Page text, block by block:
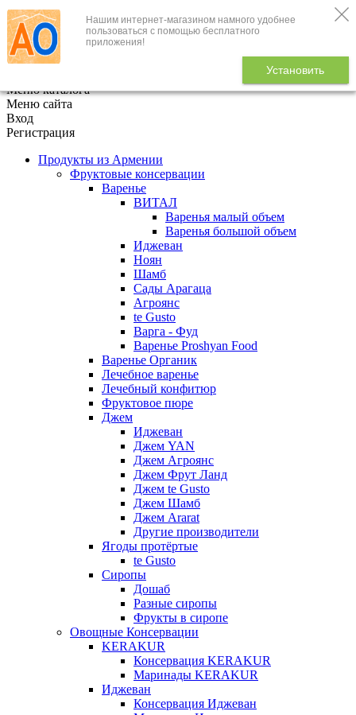
Нашим интернет-магазином намного удобнее
пользоваться с помощью бесплатного
приложения!
Установить
+7 (495) 646-888-1
В корзине
Меню каталога
Меню сайта
Вход
Регистрация
Продукты из Армении
Фруктовые консервации
Варенье
ВИТАЛ
Варенья малый объем
Варенья большой объем
Иджеван
Ноян
Шамб
Сады Арагаца
Агроянс
te Gusto
Варга - Фуд
Варенье Proshyan Food
Варенье Органик
Лечебное варенье
Лечебный конфитюр
Фруктовое пюре
Джем
Иджеван
Джем YAN
Джем Агроянс
Джем Фрут Ланд
Джем te Gusto
Джем Шамб
Джем Ararat
Другие производители
Ягоды протёртые
te Gusto
Сиропы
Дошаб
Разные сиропы
Фрукты в сиропе
Овощные Консервации
KERAKUR
Консервация KERAKUR
Маринады KERAKUR
Иджеван
Консервация Иджеван